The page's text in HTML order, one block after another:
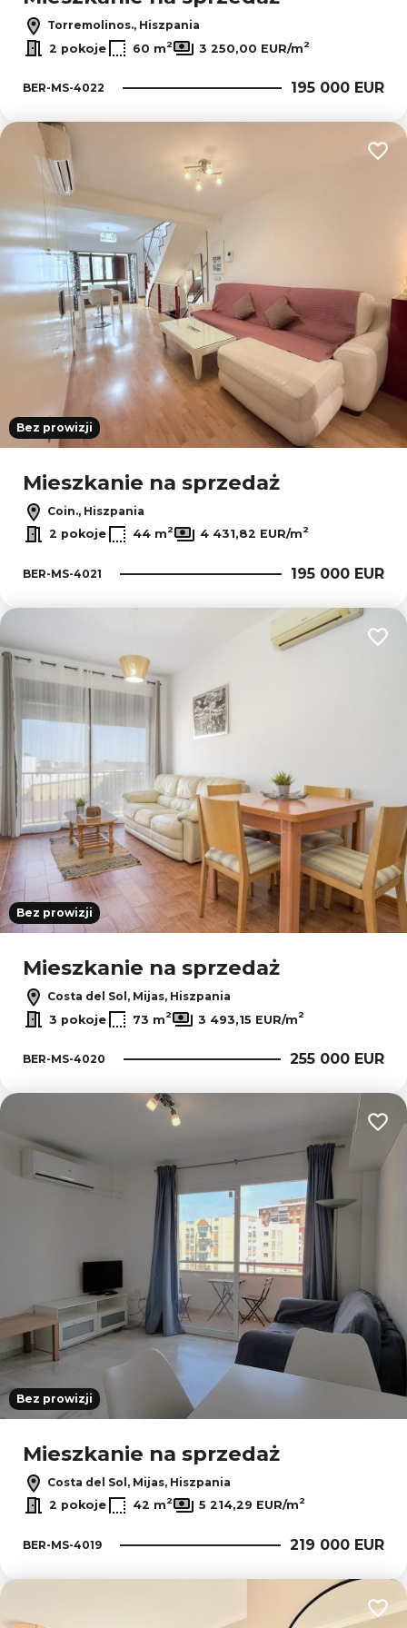
Torremolinos., Hiszpania
2 pokoje
60 m2 3 250,00 EUR/m2
BER-MS-4022 195 000 EUR
Bez prowizji
Mieszkanie na sprzedaż
Coin., Hiszpania
2 pokoje
44 m2 4 431,82 EUR/m2
BER-MS-4021 195 000 EUR
Bez prowizji
Mieszkanie na sprzedaż
Costa del Sol, Mijas, Hiszpania
3 pokoje
73 m2 3 493,15 EUR/m2
BER-MS-4020 255 000 EUR
Bez prowizji
Mieszkanie na sprzedaż
Costa del Sol, Mijas, Hiszpania
2 pokoje
42 m2 5 214,29 EUR/m2
BER-MS-4019 219 000 EUR